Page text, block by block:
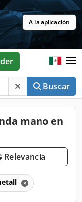
A la aplicación
Buscar
mano en
Relevancia